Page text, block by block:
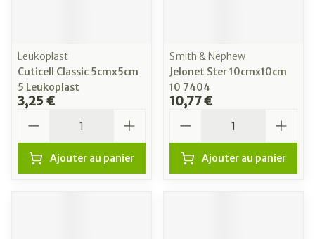
Leukoplast
Cuticell Classic 5cmx5cm
5 Leukoplast
3,25 €
Ajouter au panier
Smith & Nephew
Jelonet Ster 10cmx10cm
10 7404
10,77 €
Ajouter au panier